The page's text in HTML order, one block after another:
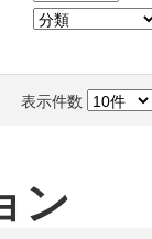
表示件数
ン